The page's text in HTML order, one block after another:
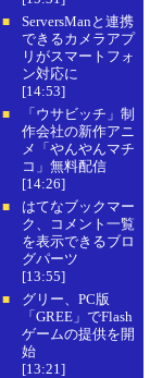
■
ServersManと連携
できるカメラアプ
リがスマートフォ
ン対応に
[14:53]
■
「ウサビッチ」制
作会社の新作アニ
メ「やんやんマチ
コ」無料配信
[14:26]
■
はてなブックマー
ク、コメント一覧
を表示できるブロ
グパーツ
[13:55]
■
グリー、PC版
「GREE」でFlash
ゲームの提供を開
始
[13:21]